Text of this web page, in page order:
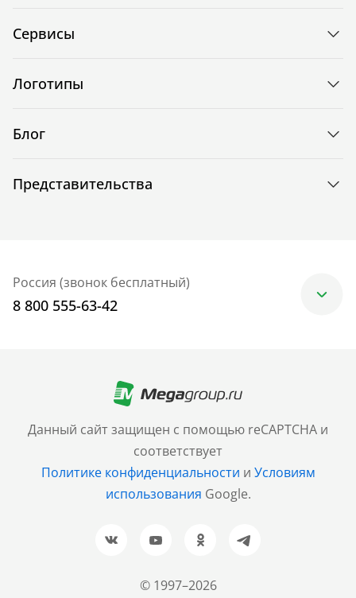
© 1997–2026
Данный сайт защищен с помощью reCAPTCHA и
соответствует
Политике конфиденциальности и Условиям
использования Google.
Сервисы
Логотипы
Блог
Представительства
Россия (звонок бесплатный)
8 800 555-63-42
+7 (499) 705-30-10
Санкт-Петербург
+7 (812) 600-77-33
Барнаул
+7 (961) 999-93-93
Новосибирск